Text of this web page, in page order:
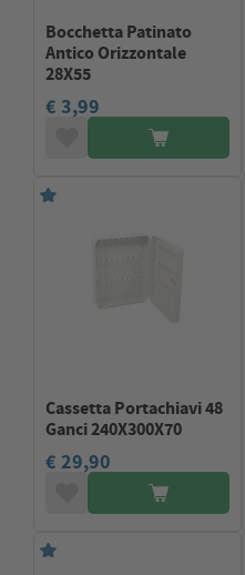
Bocchetta Patinato
Antico Orizzontale
28X55
€ 3,99
Cassetta Portachiavi 48
Ganci 240X300X70
€ 29,90